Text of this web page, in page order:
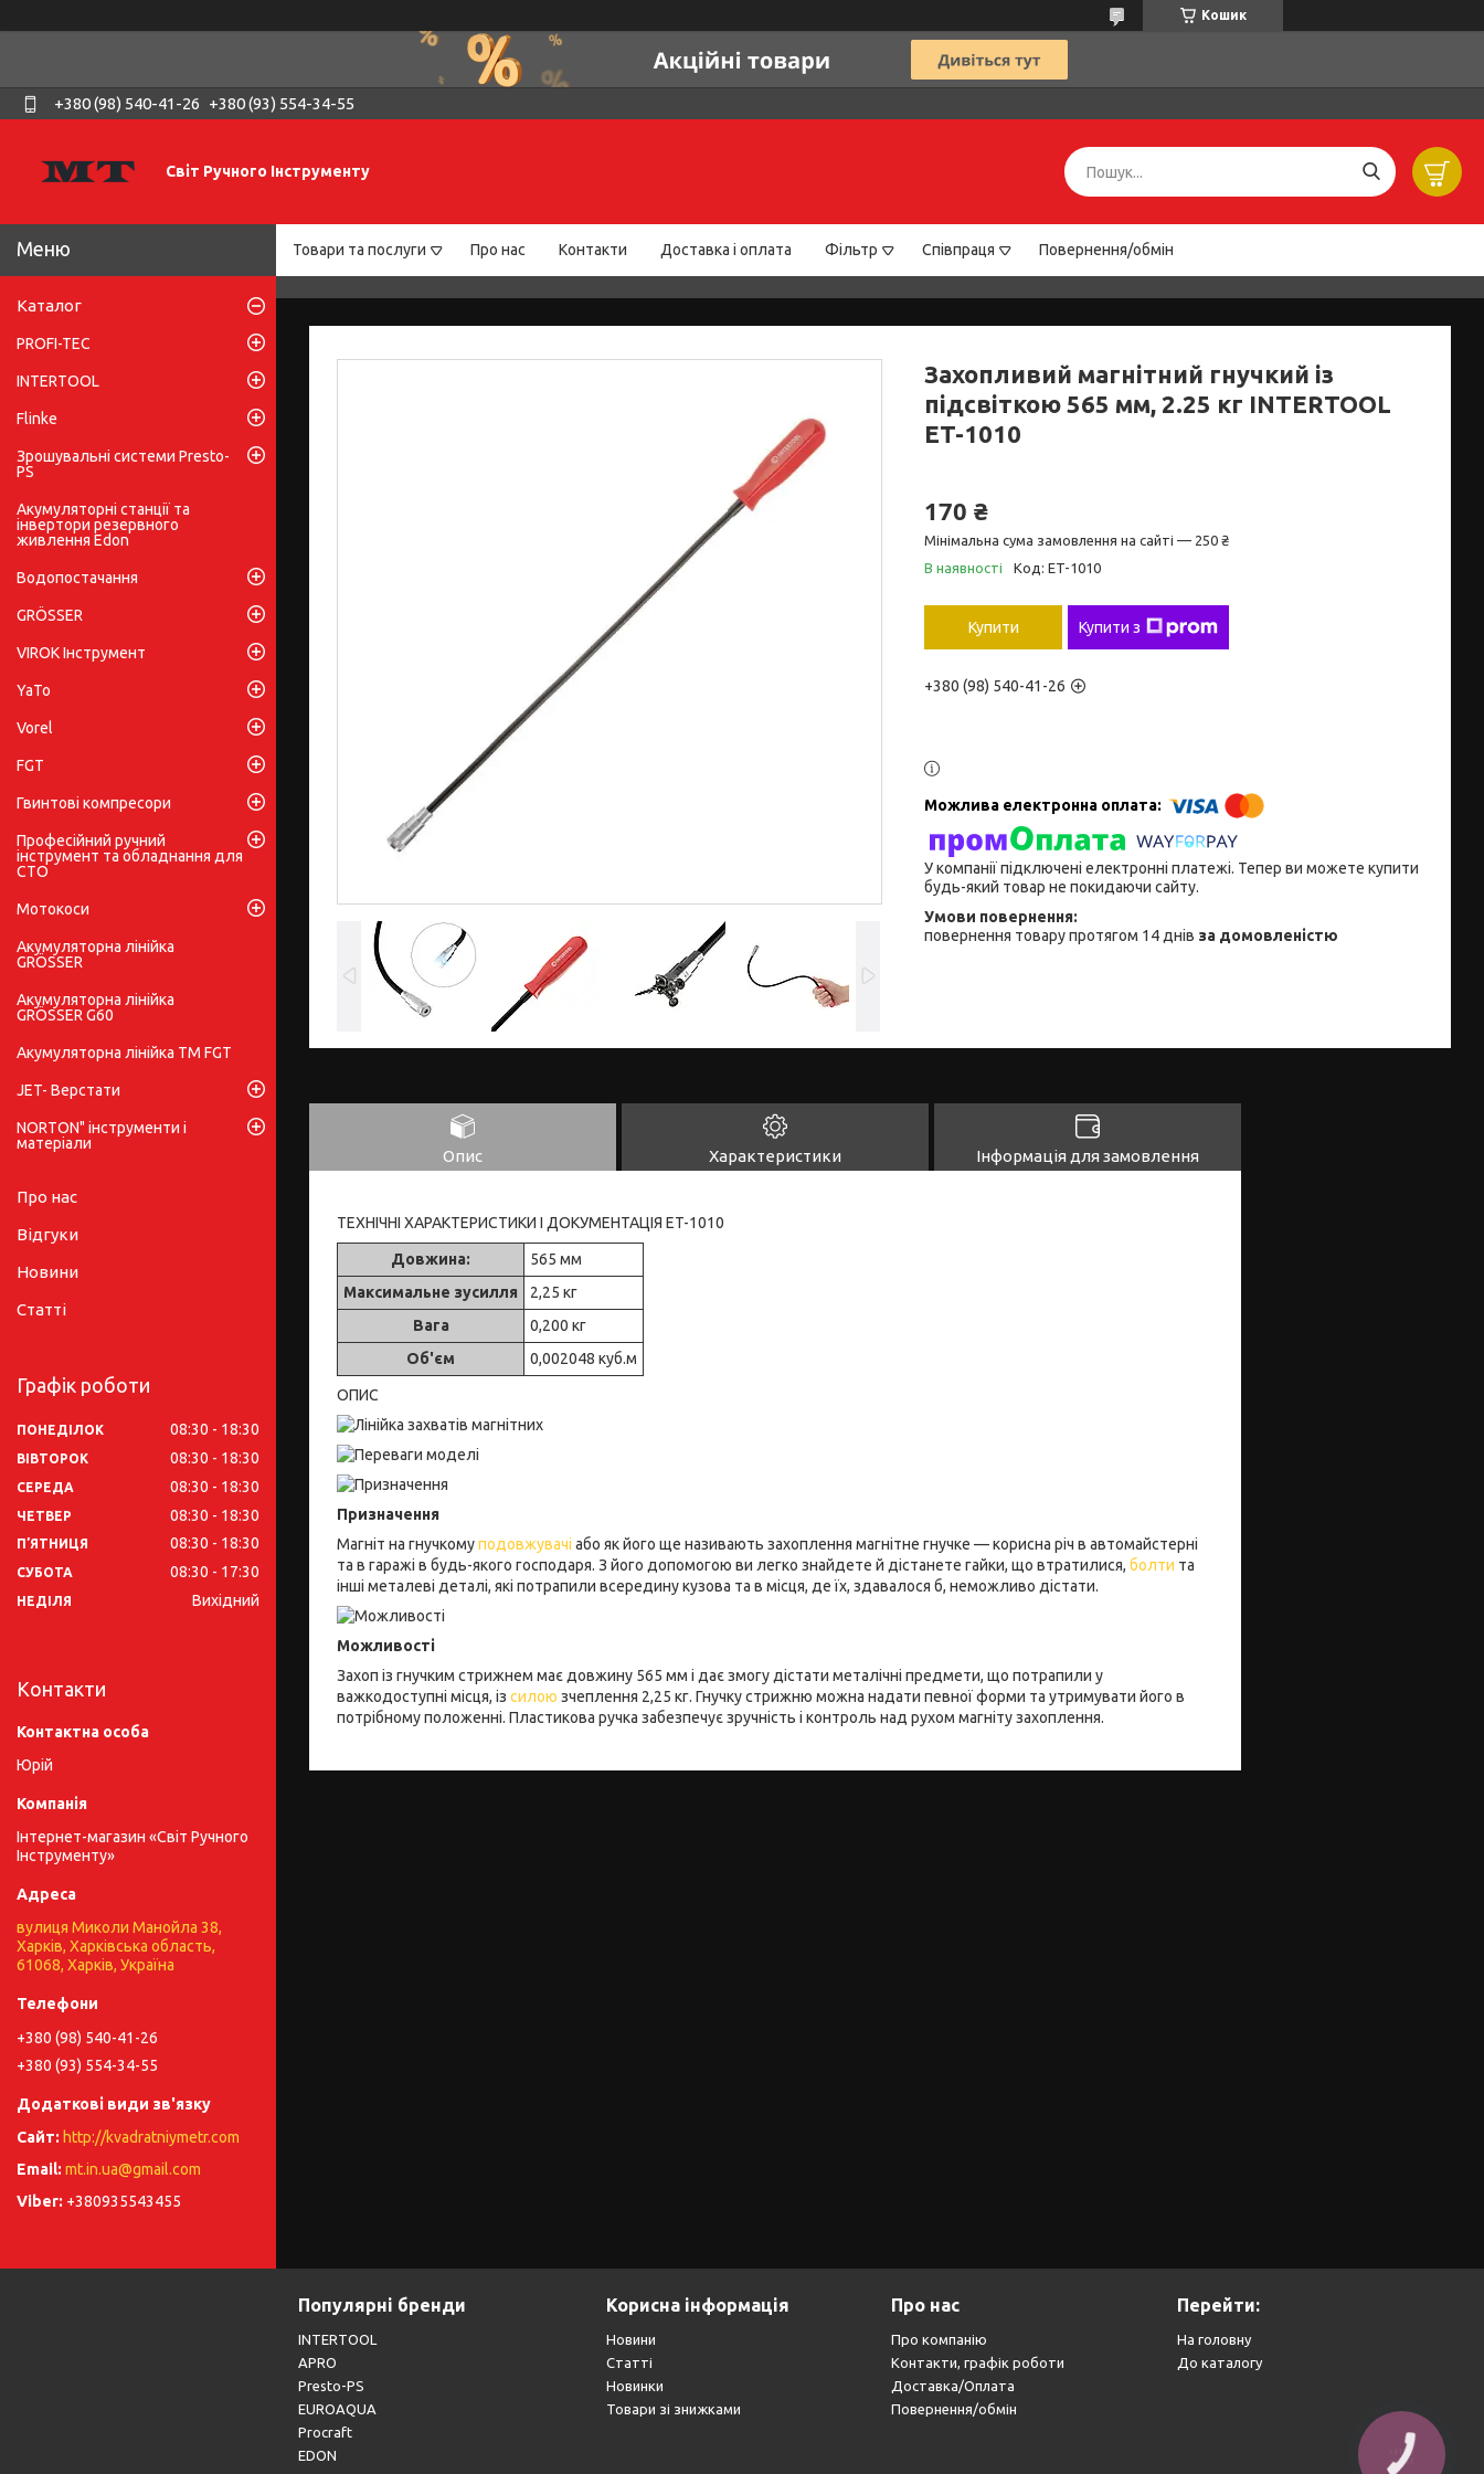
Кошик
+380 (98) 540-41-26 +380 (93) 554-34-55
Світ Ручного Інструменту
Товари та послуги Про нас Контакти Доставка і оплата Фільтр Співпраця Повернення/обмін
Захопливий магнітний гнучкий із
підсвіткою 565 мм, 2.25 кг INTERTOOL
ET-1010
170 ₴
Мінімальна сума замовлення на сайті — 250 ₴
В наявності
Код: ET-1010
Купити Купити з
+380 (98) 540-41-26
У компанії підключені електронні платежі. Тепер ви можете купити
будь-який товар не покидаючи сайту.
повернення товару протягом 14 днів за домовленістю
Опис Характеристики Інформація для замовлення
ТЕХНІЧНІ ХАРАКТЕРИСТИКИ І ДОКУМЕНТАЦІЯ ET-1010
Довжина:
565 мм
Максимальне зусилля
2,25 кг
Вага
0,200 кг
Об'єм
0,002048 куб.м
ОПИС
Призначення
Магніт на гнучкомуподовжувачі або як його ще називають захоплення магнітне гнучке — корисна річ в автомайстерні
та в гаражі в будь-якого господаря. З його допомогою ви легко знайдете й дістанете гайки, що втратилися, болти та
інші металеві деталі, які потрапили всередину кузова та в місця, де їх, здавалося б, неможливо дістати.
Можливості
Захоп із гнучким стрижнем має довжину 565 мм і дає змогу дістати металічні предмети, що потрапили у
важкодоступні місця, із силою зчеплення 2,25 кг. Гнучку стрижню можна надати певної форми та утримувати його в
потрібному положенні. Пластикова ручка забезпечує зручність і контроль над рухом магніту захоплення.
Каталог
PROFI-TEC
INTERTOOL
Flinke
Зрошувальні системи Presto-
PS
Акумуляторні станції та
інвертори резервного
живлення Edon
Водопостачання
GRÖSSER
VIROK Інструмент
YaTo
Vorel
FGT
Гвинтові компресори
Професійний ручний
інструмент та обладнання для
СТО
Мотокоси
Акумуляторна лінійка
GRÖSSER
Акумуляторна лінійка
GRÖSSER G60
Акумуляторна лінійка ТМ FGT
JET- Верстати
NORTON" інструменти і
матеріали
Про нас
Відгуки
Новини
Статті
Графік роботи
ПОНЕДІЛОК 08:30 18:30
ВІВТОРОК 08:30 18:30
СЕРЕДА 08:30 18:30
ЧЕТВЕР 08:30 18:30
ПʼЯТНИЦЯ 08:30 18:30
СУБОТА 08:30 17:30
НЕДІЛЯ Вихідний
Контакти
Юрій
Інтернет-магазин «Світ Ручного
Інструменту»
вулиця Миколи Манойла 38,
Харків, Харківська область,
61068, Харків, Україна
+380 (98) 540-41-26
+380 (93) 554-34-55
http://kvadratniymetr.com
mt.in.ua@gmail.com
+380935543455
Популярні бренди
INTERTOOL
APRO
Presto-PS
EUROAQUA
Procraft
EDON
Корисна інформація
Новини
Статті
Новинки
Товари зі знижками
Про нас
Про компанію
Контакти, графік роботи
Доставка/Оплата
Повернення/обмін
Перейти:
На головну
До каталогу
КНОПКА
ЗВ'ЯЗКУ